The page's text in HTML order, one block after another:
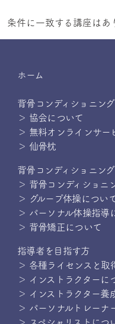
条件に一致する講座はあ
ホーム
背骨コンディショニン
＞ 協会について
＞ 無料オンラインサー
＞ 仙骨枕
背骨コンディショニン
＞ 背骨コンディショニ
＞ グループ体操につい
＞ パーソナル体操指導
＞ 背骨矯正について
指導者を目指す方
＞ 各種ライセンスと取
＞ インストラクターに
＞ インストラクター養
＞ パーソナルトレーナ